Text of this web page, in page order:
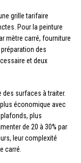
grille tarifaire
Pour la peinture
mètre carré, fourniture
des
et deux
surfaces à traiter.
économique avec
plus
de 20 à 30% par
leur complexité
carré.